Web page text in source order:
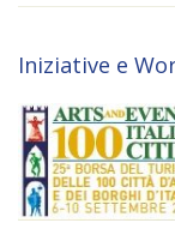
Iniziative e